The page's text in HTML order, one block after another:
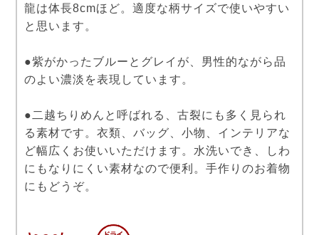
龍は体長8cmほど。適度な柄サイズで使いやすい
と思います。
●紫がかったブルーとグレイが、男性的ながら品
のよい濃淡を表現しています。
●二越ちりめんと呼ばれる、古裂にも多く見られ
る素材です。衣類、バッグ、小物、インテリアな
ど幅広くお使いいただけます。水洗いでき、しわ
にもなりにくい素材なので便利。手作りのお着物
にもどうぞ。